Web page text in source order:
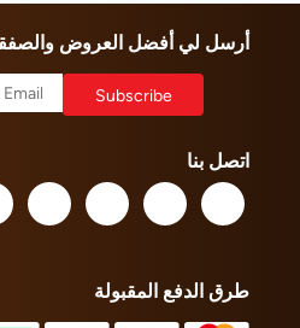
أرسل لي أفضل العروض
اتصل بنا
طرق الدفع المقبولة